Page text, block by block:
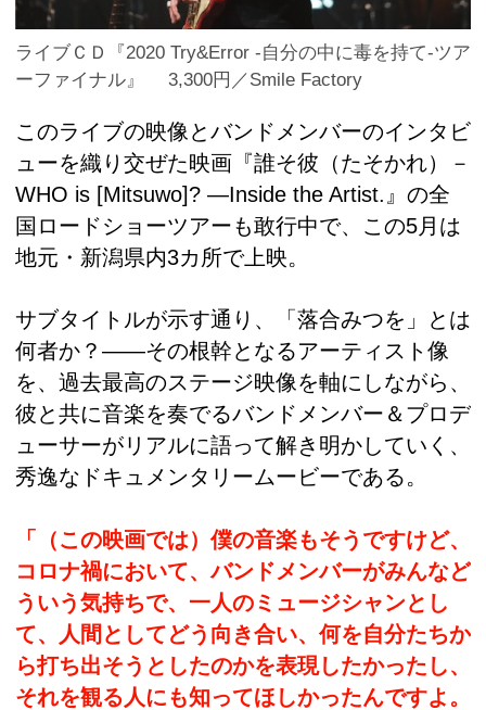
ライブＣＤ『2020 Try&Error -自分の中に毒を持て-ツア
ーファイナル』 3,300円／Smile Factory
このライブの映像とバンドメンバーのインタビ
ューを織り交ぜた映画『誰そ彼（たそかれ）－
WHO is [Mitsuwo]? ―Inside the Artist.』の全
国ロードショーツアーも敢行中で、この5月は
地元・新潟県内3カ所で上映。
サブタイトルが示す通り、「落合みつを」とは
何者か？――その根幹となるアーティスト像
を、過去最高のステージ映像を軸にしながら、
彼と共に音楽を奏でるバンドメンバー＆プロデ
ューサーがリアルに語って解き明かしていく、
秀逸なドキュメンタリームービーである。
「（この映画では）僕の音楽もそうですけど、
コロナ禍において、バンドメンバーがみんなど
ういう気持ちで、一人のミュージシャンとし
て、人間としてどう向き合い、何を自分たちか
ら打ち出そうとしたのかを表現したかったし、
それを観る人にも知ってほしかったんですよ。